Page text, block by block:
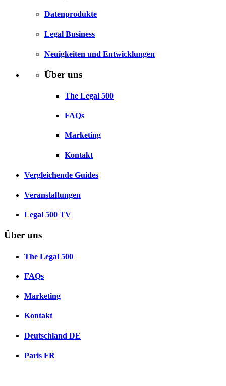
Datenprodukte
Legal Business
Neuigkeiten und Entwicklungen
Über uns
The Legal 500
FAQs
Marketing
Kontakt
Vergleichende Guides
Veranstaltungen
Legal 500 TV
Über uns
The Legal 500
FAQs
Marketing
Kontakt
Deutschland DE
Paris FR